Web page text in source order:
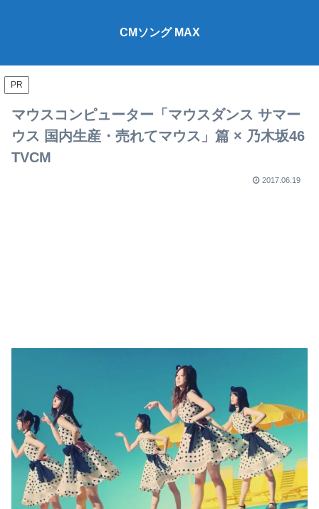
CMソング MAX
PR
マウスコンピューター「マウスダンス サマー
ウス 国内生産・売れてマウス」篇 × 乃木坂46
TVCM
2017.06.19